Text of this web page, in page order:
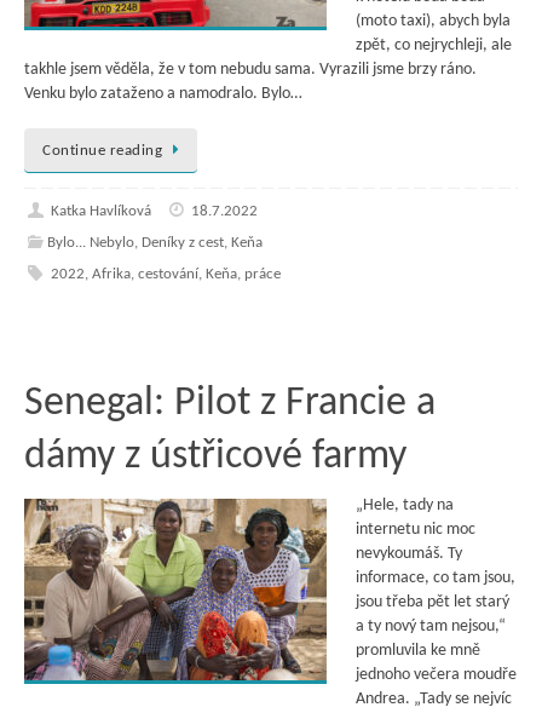
(moto taxi), abych byla
zpět, co nejrychleji, ale
takhle jsem věděla, že v tom nebudu sama. Vyrazili jsme brzy ráno.
Venku bylo zataženo a namodralo. Bylo…
Continue reading
Katka Havlíková
18.7.2022
Bylo... Nebylo, Deníky z cest, Keňa
2022, Afrika, cestování, Keňa, práce
Senegal: Pilot z Francie a
dámy z ústřicové farmy
„Hele, tady na
internetu nic moc
nevykoumáš. Ty
informace, co tam jsou,
jsou třeba pět let starý
a ty nový tam nejsou,“
promluvila ke mně
jednoho večera moudře
Andrea. „Tady se nejvíc